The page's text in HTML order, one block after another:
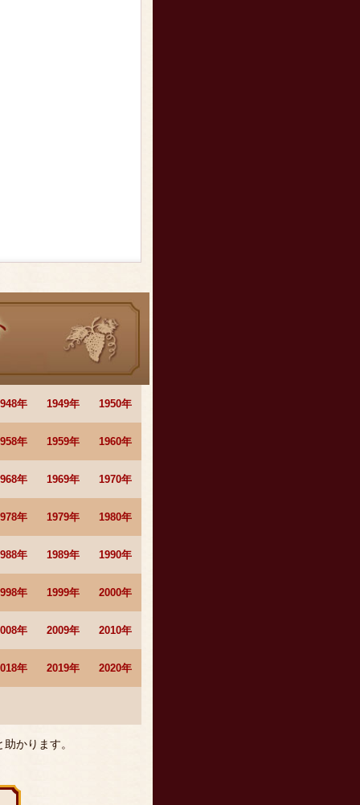
年 1949年 1950年
年 1959年 1960年
年 1969年 1970年
年 1979年 1980年
年 1989年 1990年
年 1999年 2000年
年 2009年 2010年
年 2019年 2020年
かります。